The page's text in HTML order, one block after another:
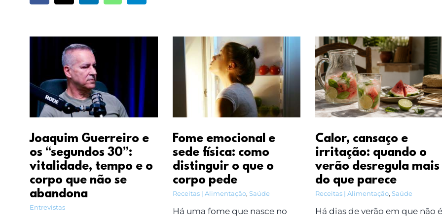
Joaquim Guerreiro e
os “segundos 30”:
vitalidade, tempo e o
corpo que não se
abandona
Entrevistas
Fome emocional e
sede física: como
distinguir o que o
corpo pede
Receitas | Alimentação, Saúde
Há uma fome que nasce no
Calor, cansaço e
irritação: quando o
verão desregula mais
do que parece
Receitas | Alimentação,Saúde
Há dias de verão em que não